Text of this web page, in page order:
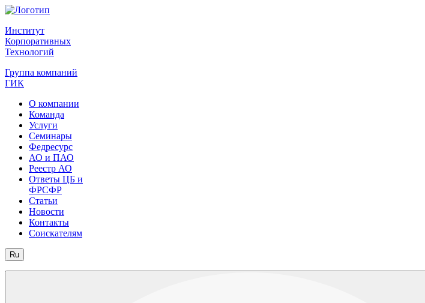
Институт
Корпоративных
Технологий
Группа компаний
ГИК
О компании
Команда
Услуги
Семинары
Федресурс
АО и ПАО
Реестр АО
Ответы ЦБ и
ФРСФР
Статьи
Новости
Контакты
Соискателям
Ru